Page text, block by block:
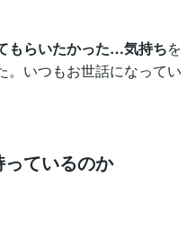
もらいたかった…気持ちを
。いつもお世話になってい
ているのか